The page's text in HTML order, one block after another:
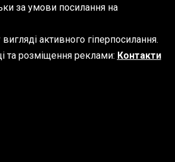
за умови посилання на
вигляді активного гіперпосилання.
та розміщення реклами: Контакти